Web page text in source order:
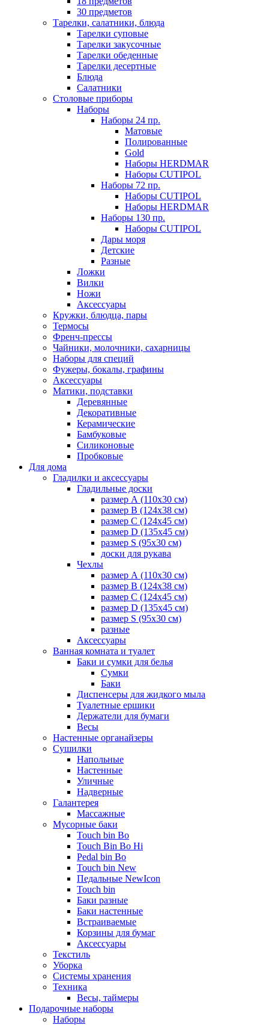
30 предметов
Тарелки, салатники, блюда
Тарелки суповые
Тарелки закусочные
Тарелки обеденные
Тарелки десертные
Блюда
Салатники
Столовые приборы
Наборы
Наборы 24 пр.
Матовые
Полированные
Gold
Наборы HERDMAR
Наборы CUTIPOL
Наборы 72 пр.
Наборы CUTIPOL
Наборы HERDMAR
Наборы 130 пр.
Наборы CUTIPOL
Дары моря
Детские
Разные
Ложки
Вилки
Ножи
Аксессуары
Кружки, блюдца, пары
Термосы
Френч-прессы
Чайники, молочники, сахарницы
Наборы для специй
Фужеры, бокалы, графины
Аксессуары
Матики, подставки
Деревянные
Декоративные
Керамические
Бамбуковые
Силиконовые
Пробковые
Для дома
Гладилки и аксессуары
Гладильные доски
размер А (110х30 см)
размер В (124х38 см)
размер С (124х45 см)
размер D (135х45 см)
размер S (95х30 см)
доски для рукава
Чехлы
размер А (110х30 см)
размер В (124х38 см)
размер С (124х45 см)
размер D (135х45 см)
размер S (95х30 см)
разные
Аксессуары
Ванная комната и туалет
Баки и сумки для белья
Сумки
Баки
Диспенсеры для жидкого мыла
Туалетные ершики
Держатели для бумаги
Весы
Настенные органайзеры
Сушилки
Напольные
Настенные
Уличные
Надверные
Галантерея
Массажные
Мусорные баки
Touch bin Bo
Touch Bin Bo Hi
Pedal bin Bo
Touch bin New
Педальные NewIcon
Touch bin
Баки разные
Баки настенные
Встраиваемые
Корзины для бумаг
Аксессуары
Текстиль
Уборка
Системы хранения
Техника
Весы, таймеры
Подарочные наборы
Наборы